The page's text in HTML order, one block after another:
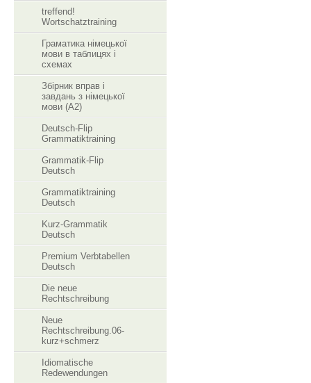
treffend!
Wortschatztraining
Граматика німецької
мови в таблицях і
схемах
Збірник вправ і
завдань з німецької
мови (А2)
Deutsch-Flip
Grammatiktraining
Grammatik-Flip
Deutsch
Grammatiktraining
Deutsch
Kurz-Grammatik
Deutsch
Premium Verbtabellen
Deutsch
Die neue
Rechtschreibung
Neue
Rechtschreibung.06-
kurz+schmerz
Idiomatische
Redewendungen